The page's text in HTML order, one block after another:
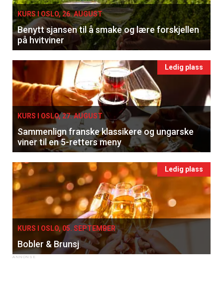
KURS I OSLO, 26. AUGUST
Benytt sjansen til å smake og lære forskjellen
på hvitviner
Ledig plass
KURS I OSLO, 27. AUGUST
Sammenlign franske klassikere og ungarske
viner til en 5-retters meny
Ledig plass
KURS I OSLO, 05. SEPTEMBER
Bobler & Brunsj